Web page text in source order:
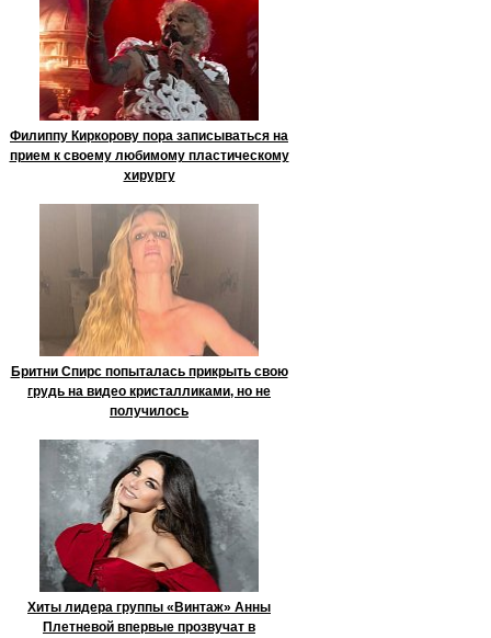
Филиппу Киркорову пора записываться на
прием к своему любимому пластическому
хирургу
Бритни Спирс попыталась прикрыть свою
грудь на видео кристалликами, но не
получилось
Хиты лидера группы «Винтаж» Анны
Плетневой впервые прозвучат в